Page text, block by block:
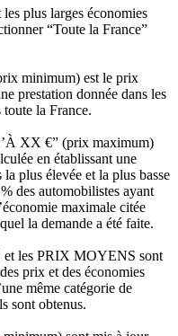
plus larges économies
“Toute la France”
minimum) est le prix
prestation donnée dans les
toute la France.
XX €” (prix maximum)
en établissant une
plus élevée et la plus basse
des automobilistes ayant
maximale citée
la demande a été faite.
les PRIX MOYENS sont
prix et des économies
même catégorie de
sont obtenus.